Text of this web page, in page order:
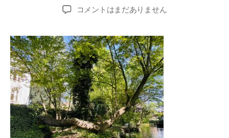
稿
稿
日
IMG_4046
コメントはまだありません